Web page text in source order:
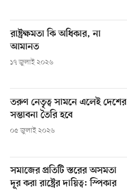
রাষ্ট্রক্ষমতা কি অধিকার, না
আমানত
১৭ জুলাই ২০২৬
তরুণ নেতৃত্ব সামনে এলেই দেশের
সম্ভাবনা তৈরি হবে
০৫ জুলাই ২০২৬
সমাজের প্রতিটি স্তরের অসমতা
দূর করা রাষ্ট্রের দায়িত্ব: স্পিকার